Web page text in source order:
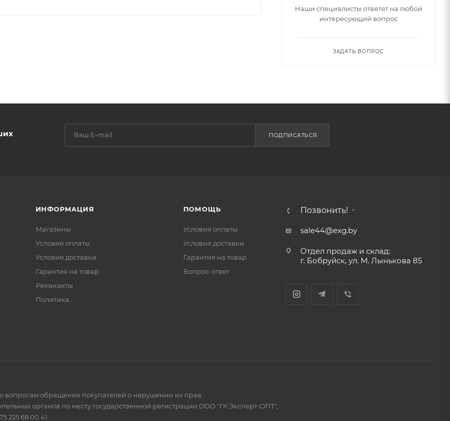
Наши специалисты ответят на любой
интересующий вопрос
ЗАДАТЬ ВОПРОС
ПОДПИСАТЬСЯ
ИНФОРМАЦИЯ
Магазины
Условия оплаты
Условия доставки
Гарантия на товар
Реквизиты
Политика
ПОМОЩЬ
Условия оплаты
Условия доставки
Гарантия на товар
Вопрос-ответ
Позвонить!
sale44@exg.by
Отдел продаж и склад:
г. Бобруйск, ул. М. Лынькова 85
вопросам обращения покупателей о нарушении их прав.
органов по месту государственной регистрации ООО "ГК Эксперт-ОПТ",
225 68 00 41.